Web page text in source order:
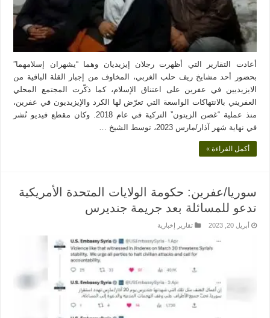
أعادت التقارير التي أظهرت رجلان إيزيديان وهما “يشهران إسلامهما”
بحضور أحد مشايخ ريف حلب الغربي، المخاوف من إجبار القلة الباقية من
الايزيديين في عفرين على اعتناق الإسلام، كما ذكّرت المجتمع المحلي
العفريني بالانتهاكات الواسعة التي تعرّض لها الكرد والإيزيديون في عفرين،
منذ عملية “غصن الزيتون” التركية في عام 2018. وكان مقطع فيديو نُشر
في نهاية شهر آذار/مارس 2023، توسط الشيخ …
أكمل القراءة »
سوريا/عفرين: حكومة الولايات المتحدة الأمريكية
تدعو للمسائلة بعد جريمة جنديرس
أبريل 20, 2023 تقارير إخبارية